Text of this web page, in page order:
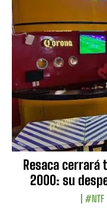
Resaca cerrará
2000: su
#NTF